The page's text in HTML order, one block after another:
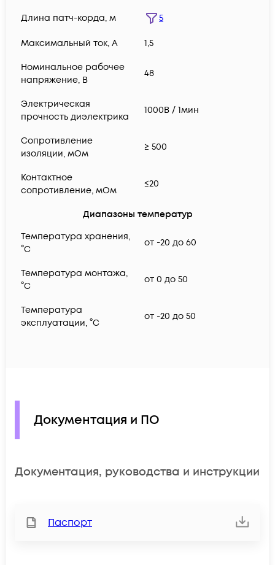
Длина патч-корда, м 5
Максимальный ток, А 1,5
Номинальное рабочее
напряжение, В
48
Электрическая
прочность диэлектрика
1000В / 1мин
Сопротивление
изоляции, мОм
≥ 500
Контактное
сопротивление, мОм
≤20
Диапазоны температур
Температура хранения,
°C
от -20 до 60
Температура монтажа,
°C
от 0 до 50
Температура
эксплуатации, °C
от -20 до 50
Документация и ПО
Документация, руководства и инструкции
Паспорт